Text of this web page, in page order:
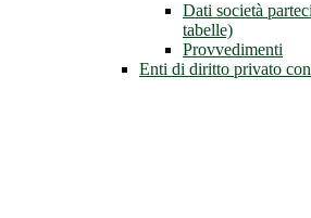
Dati società
tabelle)
Provvedimenti
Enti di diritto privato